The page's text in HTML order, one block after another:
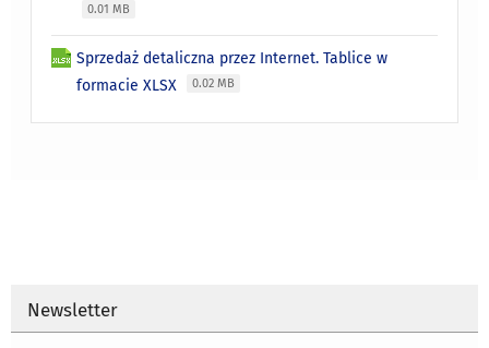
0.01 MB
Sprzedaż detaliczna przez Internet. Tablice w
formacie XLSX
0.02 MB
Newsletter